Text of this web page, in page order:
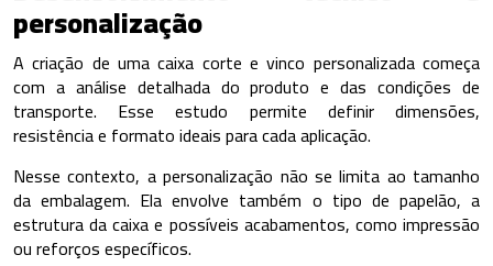
personalização
A criação de uma caixa corte e vinco personalizada começa
com a análise detalhada do produto e das condições de
transporte. Esse estudo permite definir dimensões,
resistência e formato ideais para cada aplicação.
Nesse contexto, a personalização não se limita ao tamanho
da embalagem. Ela envolve também o tipo de papelão, a
estrutura da caixa e possíveis acabamentos, como impressão
ou reforços específicos.